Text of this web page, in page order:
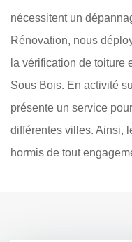
nécessitent un
Rénovation, nous
la vérification de toiture
Sous Bois. En activité
présente un service
différentes villes. Ainsi,
hormis de tout